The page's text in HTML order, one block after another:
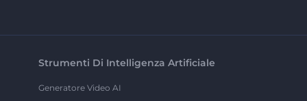
Strumenti Di Intelligenza Artificiale
Generatore Video AI